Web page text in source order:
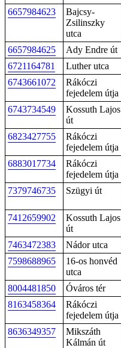
6657984623
Bajcsy-
Zsilinszky
utca
6657984625 Ady Endre út
6721164781
Luther utca
6743661072
Rákóczi
fejedelem útja
6743734549
Kossuth Lajos
út
6823427755
Rákóczi
fejedelem útja
6883017734
Rákóczi
fejedelem útja
7379746735 Szügyi út
7412659902
Kossuth Lajos
út
7463472383 Nádor utca
7598688965
16-os honvéd
utca
8004481850 Óváros tér
8163458364
Rákóczi
fejedelem útja
8636349357
Mikszáth
Kálmán út